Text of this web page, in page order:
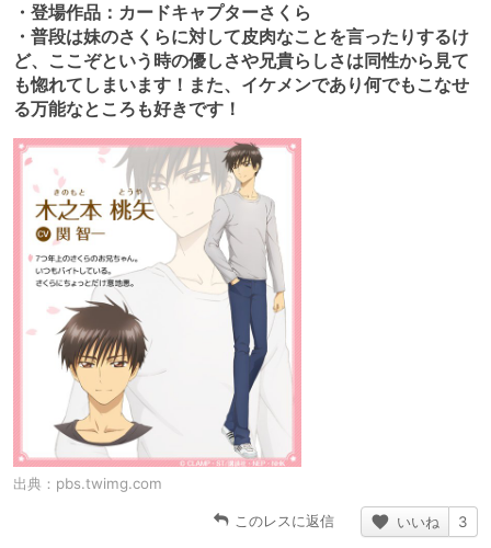
・登場作品：カードキャプターさくら
・普段は妹のさくらに対して皮肉なことを言ったりするけ
ど、ここぞという時の優しさや兄貴らしさは同性から見て
も惚れてしまいます！また、イケメンであり何でもこなせ
る万能なところも好きです！
出典： pbs.twimg.com
このレスに返信 いいね 3